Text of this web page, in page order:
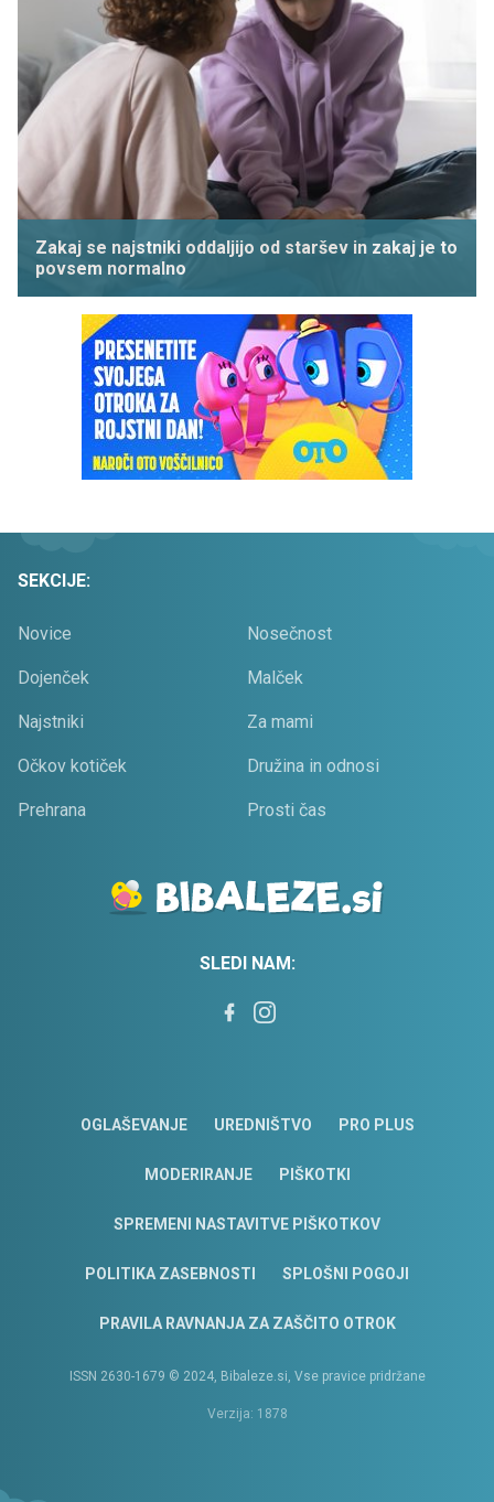
Zakaj se najstniki oddaljijo od staršev in zakaj je to
povsem normalno
SEKCIJE:
Novice Nosečnost
Dojenček Malček
Najstniki Za mami
Očkov kotiček Družina in odnosi
Prehrana Prosti čas
SLEDI NAM:
OGLAŠEVANJE UREDNIŠTVO PRO PLUS
MODERIRANJE PIŠKOTKI
SPREMENI NASTAVITVE PIŠKOTKOV
POLITIKA ZASEBNOSTI SPLOŠNI POGOJI
PRAVILA RAVNANJA ZA ZAŠČITO OTROK
ISSN 2630-1679 © 2024, Bibaleze.si, Vse pravice pridržane
Verzija: 1878